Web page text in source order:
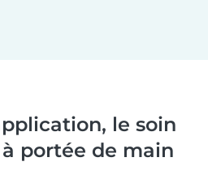
le soin
portée de main